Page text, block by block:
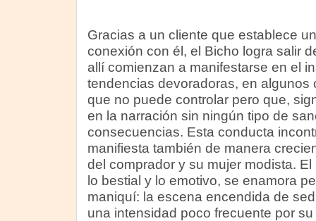
Gracias a un cliente que establece
conexión con él, el Bicho logra salir
allí comienzan a manifestarse en el
tendencias devoradoras, en algunos
que no puede controlar pero que,
en la narración sin ningún tipo de
consecuencias. Esta conducta
manifiesta también de manera
del comprador y su mujer modista.
lo bestial y lo emotivo, se enamora
maniquí: la escena encendida de
una intensidad poco frecuente por